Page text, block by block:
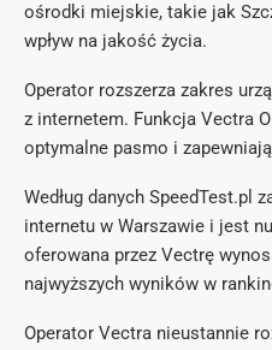
ośrodki miejskie, takie jak
wpływ na jakość życia.
Operator rozszerza zakres
z internetem. Funkcja Vectra
optymalne pasmo i
Według danych SpeedTest.pl
internetu w Warszawie i jest
oferowana przez Vectrę
najwyższych wyników w
Operator Vectra nieustannie